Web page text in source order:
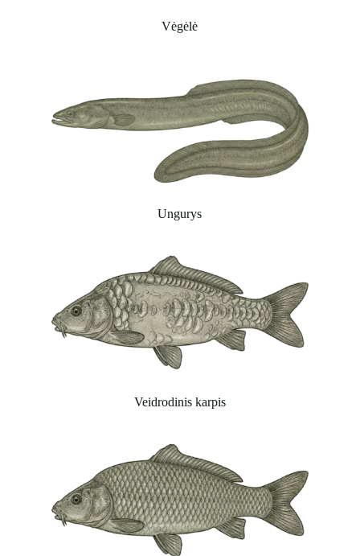
Vėgėlė
Ungurys
Veidrodinis karpis